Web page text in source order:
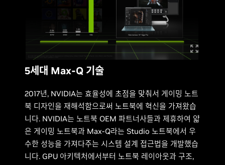
5세대 Max-Q 기술
2017년, NVIDIA는 효율성에 초점을 맞춰서 게이밍 노트
북 디자인을 재해석함으로써 노트북에 혁신을 가져왔습
니다. NVIDIA는 노트북 OEM 파트너사들과 제휴하여 얇
은 게이밍 노트북과 Max-Q라는 Studio 노트북에서 우
수한 성능을 가져다주는 시스템 설계 접근법을 개발했습
니다. GPU 아키텍처에서부터 노트북 레이아웃과 구조,